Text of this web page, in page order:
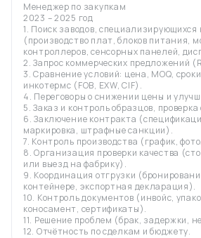
Менеджер по закупкам
2023 – 2025 год
1. Поиск заводов, специализирующихся
(производство плат, блоков питания,
контроллеров, сенсорных панелей,
2. Запрос коммерческих предложений
3. Сравнение условий: цена, MOQ,
инкотермс (FOB, EXW, CIF).
4. Переговоры о снижении цены и
5. Заказ и контроль образцов, проверка
6. Заключение контракта
маркировка, штрафные санкции).
7. Контроль производства (график,
8. Организация проверки качества
или выезд на фабрику).
9. Координация отгрузки
контейнере, экспортная декларация).
10. Контроль документов (инвойс,
коносамент, сертификаты).
11. Решение проблем (брак, задержки,
12. Отчётность по сделкам и бюджету.